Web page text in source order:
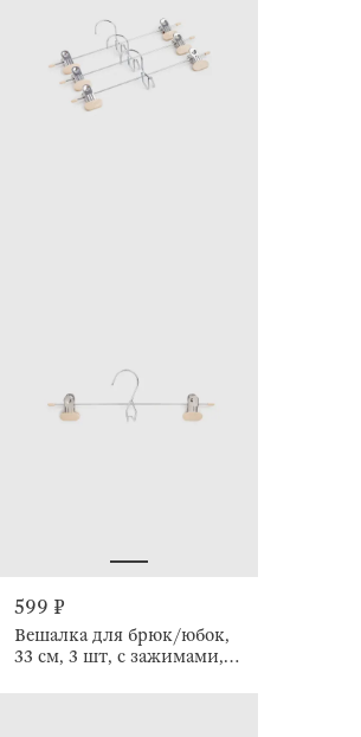
599 ₽
Вешалка для брюк/юбок,
33 см, 3 шт, с зажимами,